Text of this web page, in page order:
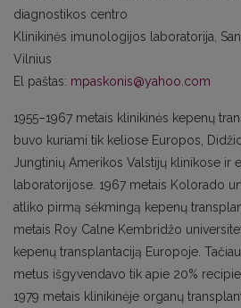
diagnostikos centro
Klinikinės imunologijos laboratorija,
Vilnius
El paštas: mpaskonis@yahoo.com
1955–1967 metais klinikinės kepenų
buvo kuriami tik keliose Europos,
Jungtinių Amerikos Valstijų klinikose ir
laboratorijose. 1967 metais Kolorado
atliko pirmą sėkmingą kepenų
metais Roy Calne Kembridžo
kepenų transplantaciją Europoje.
metus išgyvendavo tik apie 20%
1979 metais klinikinėje organų